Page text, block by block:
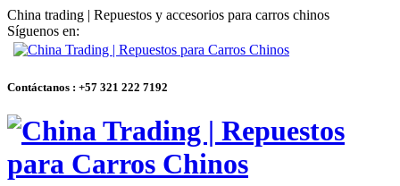
China trading | Repuestos y accesorios para carros chinos
Síguenos en:
Contáctanos : +57 321 222 7192